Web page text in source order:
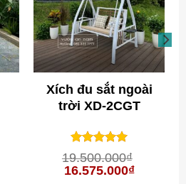
Xích đu sắt ngoài
trời XD-2CGT
5 trên 5
dựa trên
1
đánh giá
19.500.000₫
Giá
16.575.000₫Giá